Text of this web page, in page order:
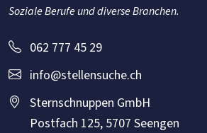
Soziale Berufe und diverse Branchen.
062 777 45 29
info@stellensuche.ch
Sternschnuppen GmbH
Postfach 125, 5707 Seengen